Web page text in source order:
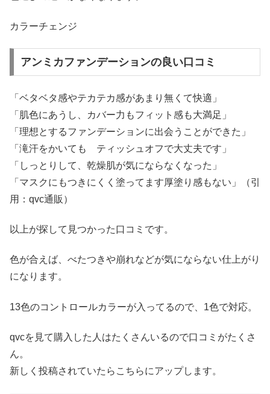
カラーチェンジ
アンミカファンデーションの良い口コミ
「ベタベタ感やテカテカ感があまり無くて快適」
「肌色にあうし、カバー力もフィット感も大満足」
「理想とするファンデーションに出会うことができた」
「滝汗をかいても ティッシュオフで大丈夫です」
「しっとりして、乾燥肌が気にならなくなった」
「マスクにもつきにくく塗ってます厚塗り感もない」（引
用：qvc通販）
以上が探して見つかった口コミです。
色が合えば、べたつきや崩れなどが気にならない仕上がり
になります。
13色のコントロールカラーが入ってるので、1色で対応。
qvcを見て購入した人はたくさんいるので口コミがたくさ
ん。
新しく投稿されていたらこちらにアップします。